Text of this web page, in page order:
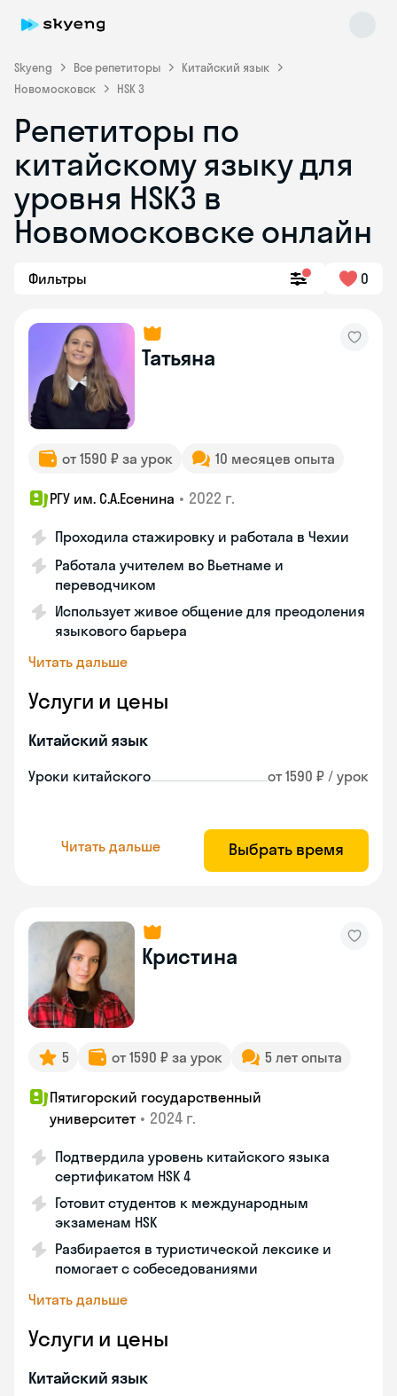
Skyeng Все репетиторы
Китайский язык
Новомосковск
HSK 3
Репетиторы по
китайскому языку для
уровня HSK3 в
Новомосковске онлайн
Фильтры 0
Татьяна
от 1590 ₽ за урок 10 месяцев опыта
РГУ им. С.А.Есенина • 2022 г.
Проходила стажировку и работала в Чехии
Работала учителем во Вьетнаме и
переводчиком
Использует живое общение для преодоления
языкового барьера
Читать дальше
Услуги и цены
Китайский язык
Уроки китайского от 1590 ₽ / урок
Читать дальше Выбрать время
Кристина
5 от 1590 ₽ за урок 5 лет опыта
Пятигорский государственный
университет • 2024 г.
Подтвердила уровень китайского языка
сертификатом HSK 4
Готовит студентов к международным
экзаменам HSK
Разбирается в туристической лексике и
помогает с собеседованиями
Читать дальше
Услуги и цены
Китайский язык
Skyeng Chat